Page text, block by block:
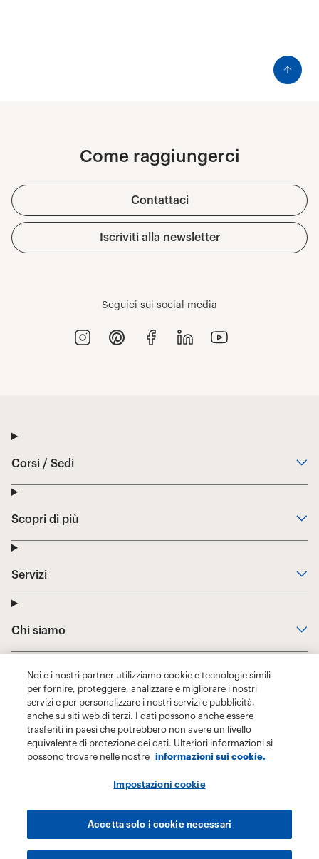
Noi e i nostri partner utilizziamo cookie e tecnologie simili
per fornire, proteggere, analizzare e migliorare i nostri
servizi e per personalizzare i nostri servizi e pubblicità,
anche su siti web di terzi. I dati possono anche essere
trasferiti in paesi che potrebbero non avere un livello
equivalente di protezione dei dati. Ulteriori informazioni si
possono trovare nelle nostre
informazioni sui cookie.
Impostazioni cookie
Accetta solo i cookie necessari